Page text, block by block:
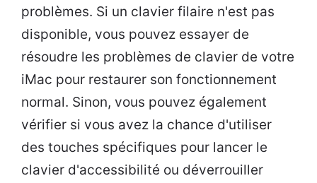
problèmes. Si un clavier filaire n'est pas
disponible, vous pouvez essayer de
résoudre les problèmes de clavier de votre
iMac pour restaurer son fonctionnement
normal. Sinon, vous pouvez également
vérifier si vous avez la chance d'utiliser
des touches spécifiques pour lancer le
clavier d'accessibilité ou déverrouiller